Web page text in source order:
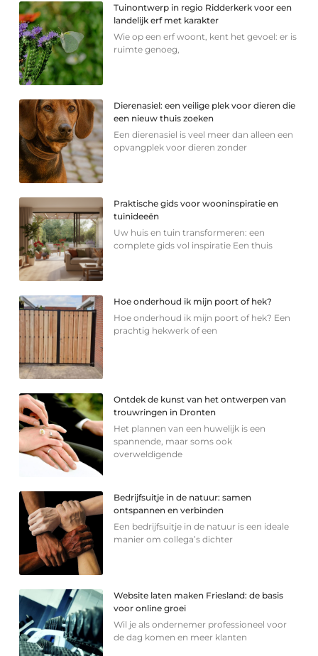
Tuinontwerp in regio Ridderkerk voor een
landelijk erf met karakter
Wie op een erf woont, kent het gevoel: er is
ruimte genoeg,
Dierenasiel: een veilige plek voor dieren die
een nieuw thuis zoeken
Een dierenasiel is veel meer dan alleen een
opvangplek voor dieren zonder
Praktische gids voor wooninspiratie en
tuinideeën
Uw huis en tuin transformeren: een
complete gids vol inspiratie Een thuis
Hoe onderhoud ik mijn poort of hek?
Hoe onderhoud ik mijn poort of hek? Een
prachtig hekwerk of een
Ontdek de kunst van het ontwerpen van
trouwringen in Dronten
Het plannen van een huwelijk is een
spannende, maar soms ook
overweldigende
Bedrijfsuitje in de natuur: samen
ontspannen en verbinden
Een bedrijfsuitje in de natuur is een ideale
manier om collega’s dichter
Website laten maken Friesland: de basis
voor online groei
Wil je als ondernemer professioneel voor
de dag komen en meer klanten